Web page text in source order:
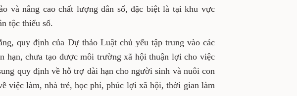
và nâng cao chất lượng dân số, đặc biệt là tại khu vực
tộc thiểu số.
quy định của Dự thảo Luật chủ yếu tập trung vào các
hạn, chưa tạo được môi trường xã hội thuận lợi cho việc
quy định về hỗ trợ dài hạn cho người sinh và nuôi con
việc làm, nhà trẻ, học phí, phúc lợi xã hội, thời gian làm